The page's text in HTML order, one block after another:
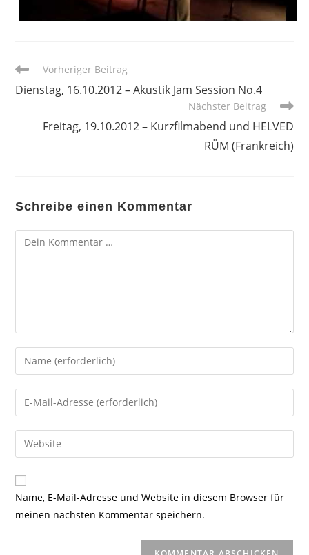
Weitere
ansehen
Vorheriger Beitrag
Dienstag, 16.10.2012 – Akustik Jam Session No.4
Nächster Beitrag
Freitag, 19.10.2012 – Kurzfilmabend und HELVED
RÜM (Frankreich)
Schreibe einen Kommentar
Kommentar
Gib
deinen
Namen
oder
zum
Kommentieren
ein
Gib
deine
E-
Mail-
zum
Kommentieren
ein
Gib
deine
Website-
URL
Name, E-Mail-Adresse und Website in diesem Browser für
meinen nächsten Kommentar speichern.